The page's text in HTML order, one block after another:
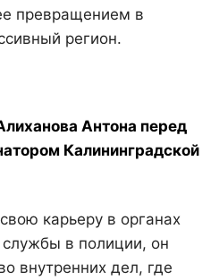
превращением в
регион.
Антона перед
Калининградской
карьеру в органах
в полиции, он
внутренних дел, где